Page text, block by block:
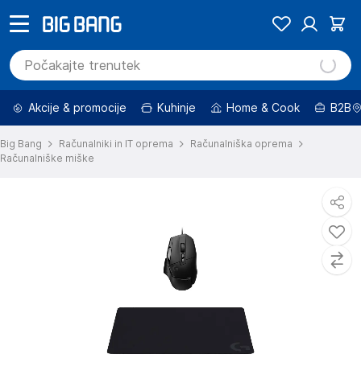
Akcije & promocije Kuhinje Home & Cook B2B
Big Bang Računalniki in IT oprema
Računalniška oprema
Računalniške miške